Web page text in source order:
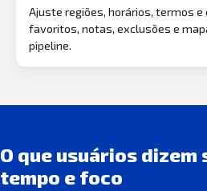
Ajuste regiões, horários, termos
favoritos, notas, exclusões e
pipeline.
O que usuários
tempo e foco